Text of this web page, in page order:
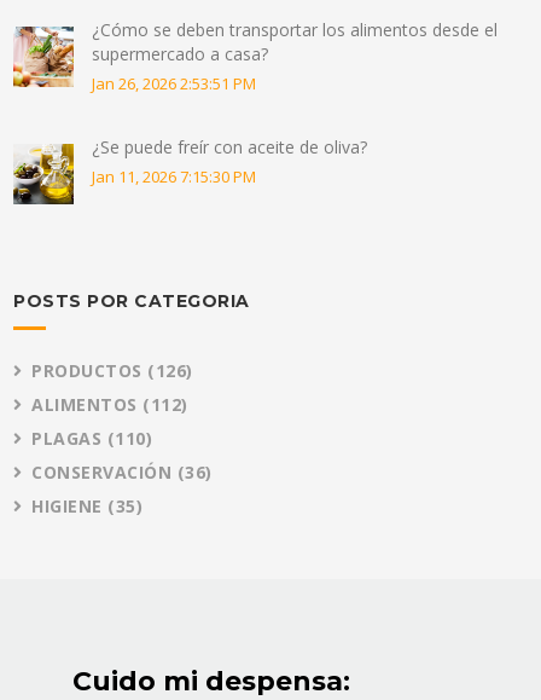
¿Cómo se deben transportar los alimentos desde el
supermercado a casa?
Jan 26, 2026 2:53:51 PM
¿Se puede freír con aceite de oliva?
Jan 11, 2026 7:15:30 PM
POSTS POR CATEGORIA
PRODUCTOS (126)
ALIMENTOS (112)
PLAGAS (110)
CONSERVACIÓN (36)
HIGIENE (35)
Cuido mi despensa: